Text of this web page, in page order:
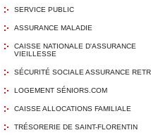
SERVICE PUBLIC
ASSURANCE MALADIE
CAISSE NATIONALE D'ASSURANCE
VIEILLESSE
SÉCURITÉ SOCIALE ASSURANCE
LOGEMENT SÉNIORS.COM
CAISSE ALLOCATIONS FAMILIALE
TRÉSORERIE DE SAINT-FLORENTIN